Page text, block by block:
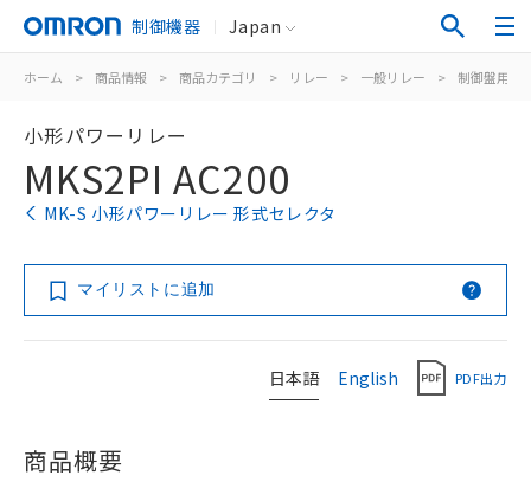
制御機器 Japan
ホーム > 商品情報 > 商品カテゴリ > リレー > 一般リレー > 制御盤用
小形パワーリレー
MKS2PI AC200
MK-S 小形パワーリレー 形式セレクタ
マイリストに追加
日本語 English PDF出力
商品概要